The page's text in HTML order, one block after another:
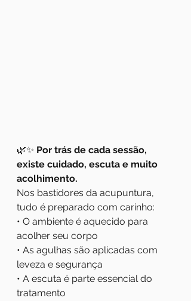
🌿✨ Por trás de cada sessão,
existe cuidado, escuta e muito
acolhimento.
Nos bastidores da acupuntura,
tudo é preparado com carinho:
• O ambiente é aquecido para
acolher seu corpo
• As agulhas são aplicadas com
leveza e segurança
• A escuta é parte essencial do
tratamento